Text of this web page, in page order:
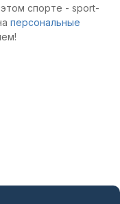
спорте - sport-
персональные